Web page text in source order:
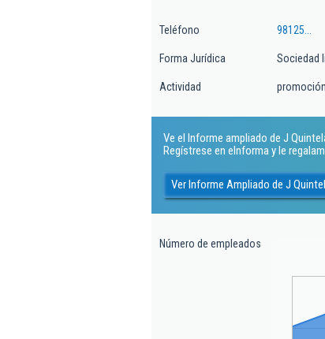
Teléfono 98125...
Forma Jurídica Sociedad
Actividad
Ve el Informe ampliado de J
Regístrese en eInforma y le
Ver Informe Ampliado de J
Número de empleados